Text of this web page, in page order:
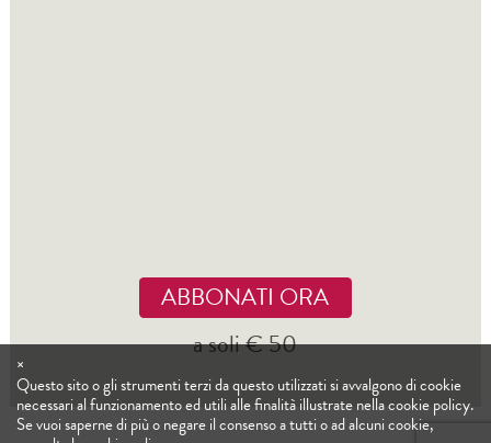
ABBONATI ORA
a soli € 50
×
Questo sito o gli strumenti terzi da questo utilizzati si avvalgono di cookie
necessari al funzionamento ed utili alle finalità illustrate nella cookie policy.
Se vuoi saperne di più o negare il consenso a tutti o ad alcuni cookie,